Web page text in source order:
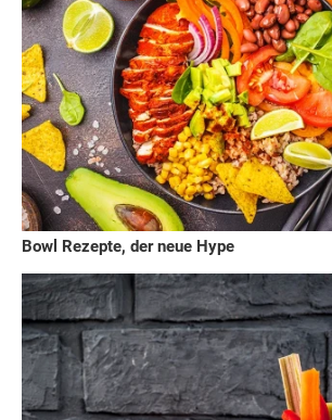
Bowl Rezepte, der neue Hype